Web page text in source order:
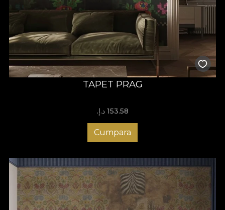
TAPET PRAG
153.58 د.إ.‏
Cumpara